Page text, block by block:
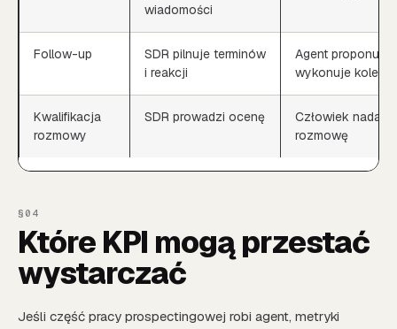
wiadomości
Follow-up
SDR pilnuje terminów
i reakcji
Agent proponuje
wykonuje
Kwalifikacja
rozmowy
SDR prowadzi ocenę
Człowiek nadal
rozmowę
Które KPI mogą przestać
wystarczać
Jeśli część pracy prospectingowej robi agent, metryki